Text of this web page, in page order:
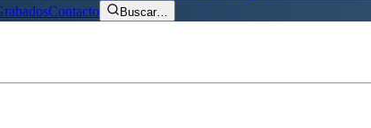
Contacto Buscar…